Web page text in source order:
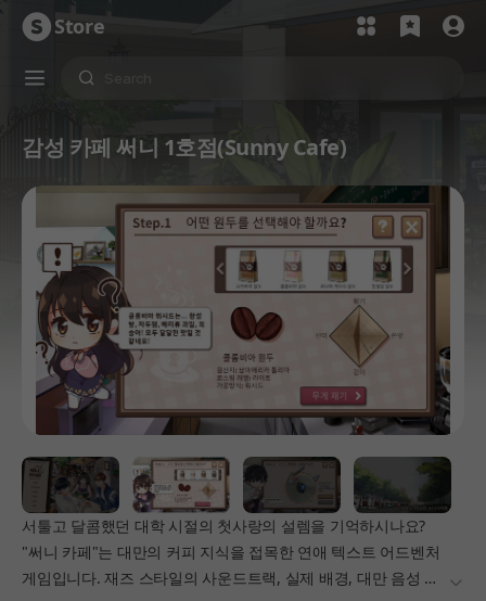
Store
감성 카페 써니 1호점(Sunny Cafe)
서툴고 달콤했던 대학 시절의 첫사랑의 설렘을 기억하시나요?
"써니 카페"는 대만의 커피 지식을 접목한 연애 텍스트 어드벤처
게임입니다. 재즈 스타일의 사운드트랙, 실제 배경, 대만 음성 및
더